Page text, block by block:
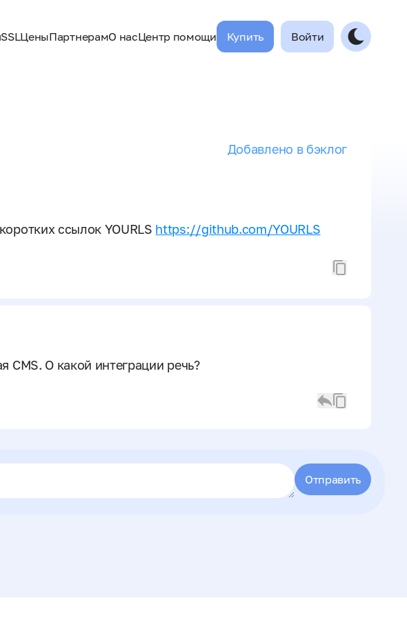
SSLЦеныПартнерамО насЦентр помощи Купить Войти
ссылок YOURLS https://github.com/YOURLS
Добавлено в бэклог
CMS. О какой интеграции речь?
Отправить